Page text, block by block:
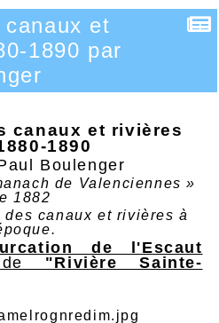
et
1890 par
canaux et rivières
1890
Boulenger
de Valenciennes »
1882
canaux et rivières à
de l'Escaut
"Rivière Sainte-